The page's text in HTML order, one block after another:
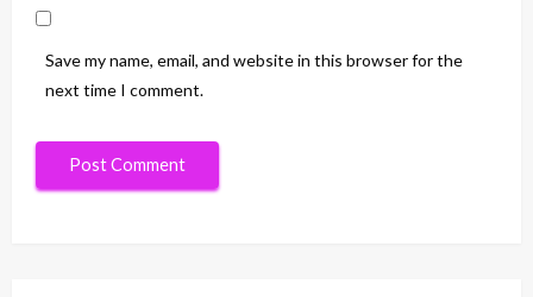
Save my name, email, and website in this browser for the
next time I comment.